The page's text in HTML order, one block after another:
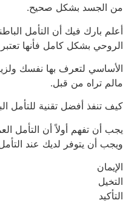
من الجسد بشكل صحيح.
أعلم بارك فيك أن التأمل
الروحي بشكل كامل فأنها تعتبر
الأساسي لتعرف بها نفسك
مالم تراه من قبل.
كيف تنفذ أفضل تقنية للتأمل
ويجب أن يتوفر لديك عند
الإيمان
التخيل
التأكيد